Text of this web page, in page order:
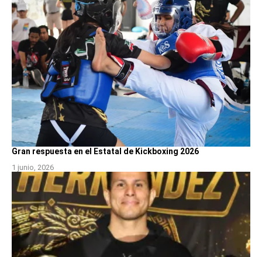
Gran respuesta en el Estatal de Kickboxing 2026
1 junio, 2026